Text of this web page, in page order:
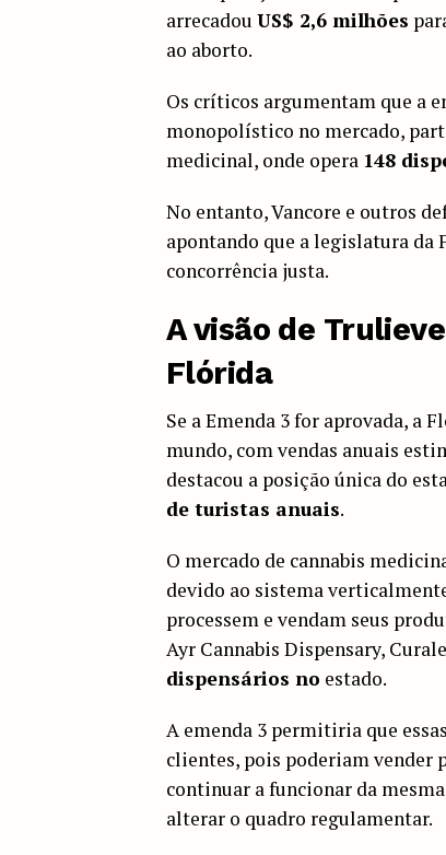
arrecadou US$ 2,6 milhões
ao aborto.
Os críticos argumentam que a
monopolístico no mercado,
medicinal, onde opera 148
No entanto, Vancore e outros
apontando que a legislatura da
concorrência justa.
A visão de
Flórida
Se a Emenda 3 for aprovada, a
mundo, com vendas anuais
destacou a posição única do
de turistas anuais.
O mercado de cannabis
devido ao sistema
processem e vendam seus
Ayr Cannabis Dispensary,
dispensários no estado.
A emenda 3 permitiria que
clientes, pois poderiam vender
continuar a funcionar da
alterar o quadro regulamentar.